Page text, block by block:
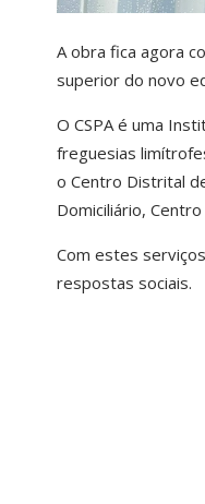
A obra fica agora
superior do novo
O CSPA é uma
freguesias
o Centro Distrital
Domiciliário,
Com estes
respostas sociais.